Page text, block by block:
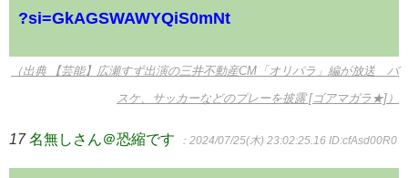
?si=GkAGSWAWYQiS0mNt
（出典 【芸能】広瀬すず出演の三井不動産CM「オリパラ」編が放送 バ
スケ、サッカーなどのプレーを披露 [ゴアマガラ★]）
17 名無しさん＠恐縮です ：2024/07/25(木) 23:02:25.16 ID:cfAsd00R0